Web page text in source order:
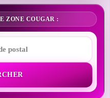
ZONE COUGAR :